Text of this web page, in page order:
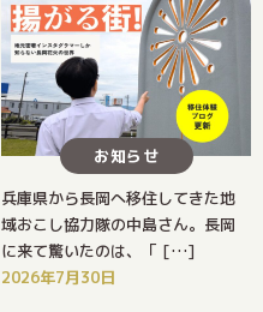
お知らせ
兵庫県から長岡へ移住してきた地
域おこし協力隊の中島さん。長岡
に来て驚いたのは、「 […]
2026年7月30日